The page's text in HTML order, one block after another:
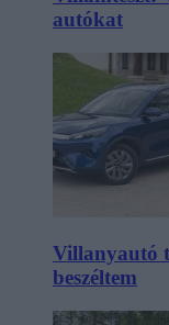
autókat
Villanyautó
beszéltem